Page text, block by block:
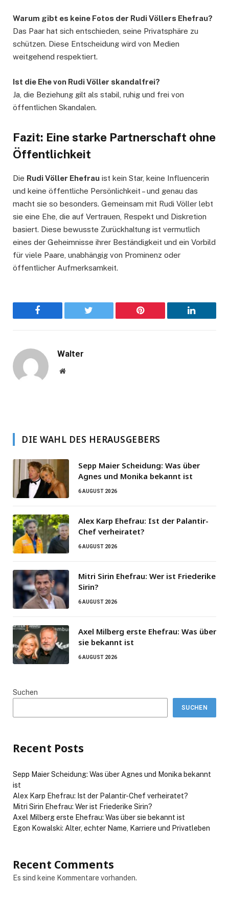
Warum gibt es keine Fotos der Rudi Völlers Ehefrau?
Das Paar hat sich entschieden, seine Privatsphäre zu
schützen. Diese Entscheidung wird von Medien
weitgehend respektiert.
Ist die Ehe von Rudi Völler skandalfrei?
Ja, die Beziehung gilt als stabil, ruhig und frei von
öffentlichen Skandalen.
Fazit: Eine starke Partnerschaft ohne
Öffentlichkeit
Die Rudi Völler Ehefrau ist kein Star, keine Influencerin
und keine öffentliche Persönlichkeit – und genau das
macht sie so besonders. Gemeinsam mit Rudi Völler lebt
sie eine Ehe, die auf Vertrauen, Respekt und Diskretion
basiert. Diese bewusste Zurückhaltung ist vermutlich
eines der Geheimnisse ihrer Beständigkeit und ein Vorbild
für viele Paare, unabhängig von Prominenz oder
öffentlicher Aufmerksamkeit.
Facebook Twitter Pinterest LinkedIn
Walter
Website
DIE WAHL DES HERAUSGEBERS
Sepp Maier Scheidung: Was über
Agnes und Monika bekannt ist
6 AUGUST 2026
Alex Karp Ehefrau: Ist der Palantir-
Chef verheiratet?
6 AUGUST 2026
Mitri Sirin Ehefrau: Wer ist Friederike
Sirin?
6 AUGUST 2026
Axel Milberg erste Ehefrau: Was über
sie bekannt ist
6 AUGUST 2026
Suchen
SUCHEN
Recent Posts
Sepp Maier Scheidung: Was über Agnes und Monika bekannt
ist
Alex Karp Ehefrau: Ist der Palantir-Chef verheiratet?
Mitri Sirin Ehefrau: Wer ist Friederike Sirin?
Axel Milberg erste Ehefrau: Was über sie bekannt ist
Egon Kowalski: Alter, echter Name, Karriere und Privatleben
Recent Comments
Es sind keine Kommentare vorhanden.